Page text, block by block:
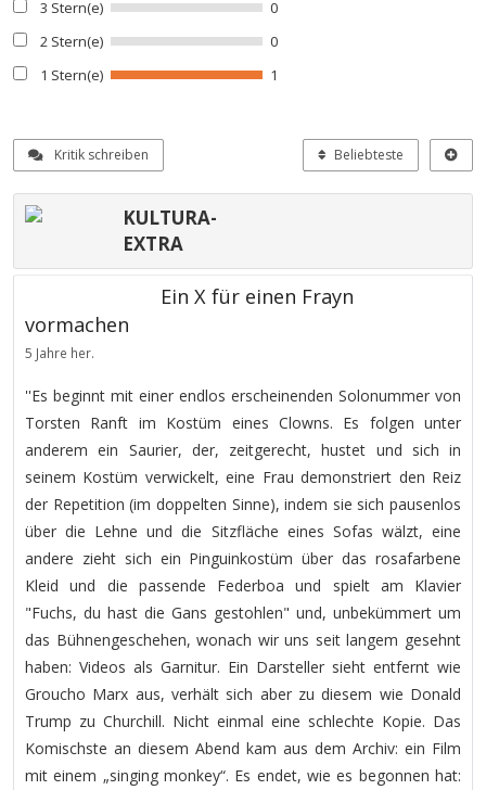
3 Stern(e)
0
2 Stern(e)
0
1 Stern(e)
1
Kritik schreiben Beliebteste
KULTURA-
EXTRA
Ein X für einen Frayn
vormachen
5 Jahre her.
''Es beginnt mit einer endlos erscheinenden Solonummer von
Torsten Ranft im Kostüm eines Clowns. Es folgen unter
anderem ein Saurier, der, zeitgerecht, hustet und sich in
seinem Kostüm verwickelt, eine Frau demonstriert den Reiz
der Repetition (im doppelten Sinne), indem sie sich pausenlos
über die Lehne und die Sitzfläche eines Sofas wälzt, eine
andere zieht sich ein Pinguinkostüm über das rosafarbene
Kleid und die passende Federboa und spielt am Klavier
"Fuchs, du hast die Gans gestohlen" und, unbekümmert um
das Bühnengeschehen, wonach wir uns seit langem gesehnt
haben: Videos als Garnitur. Ein Darsteller sieht entfernt wie
Groucho Marx aus, verhält sich aber zu diesem wie Donald
Trump zu Churchill. Nicht einmal eine schlechte Kopie. Das
Komischste an diesem Abend kam aus dem Archiv: ein Film
mit einem „singing monkey“. Es endet, wie es begonnen hat: